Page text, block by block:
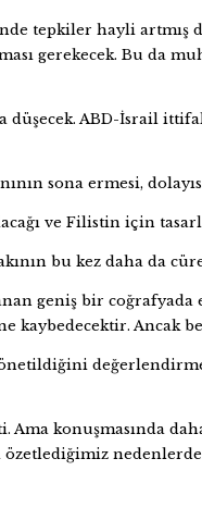
tepkiler hayli
Bu da
ABD-İsrail
sona ermesi,
ve Filistin için
bu kez daha da
geniş bir
kaybedecektir. Ancak
konuşmasında